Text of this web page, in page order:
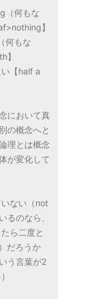
（何もな
】
何もな
】
【half a
において真
の概念へと
理とは概念
が変化して
いない（not
るのなら、
ら二度と
だろうか
う言葉が2